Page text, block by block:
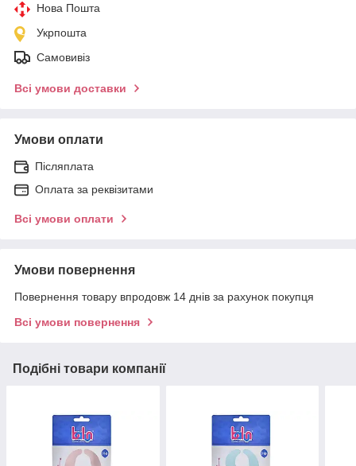
Нова Пошта
Укрпошта
Самовивіз
Всі умови доставки
Умови оплати
Післяплата
Оплата за реквізитами
Всі умови оплати
Умови повернення
Повернення товару впродовж 14 днів за рахунок покупця
Всі умови повернення
Подібні товари компанії